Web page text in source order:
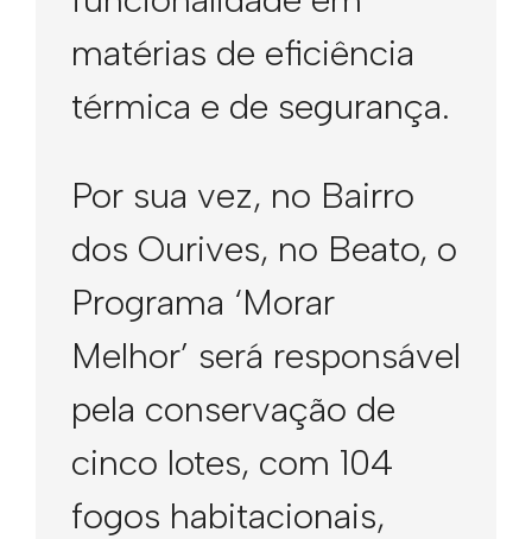
matérias de eficiência
térmica e de segurança.
Por sua vez, no Bairro
dos Ourives, no Beato, o
Programa ‘Morar
Melhor’ será responsável
pela conservação de
cinco lotes, com 104
fogos habitacionais,